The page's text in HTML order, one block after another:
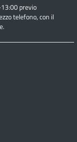
previo
telefono, con il